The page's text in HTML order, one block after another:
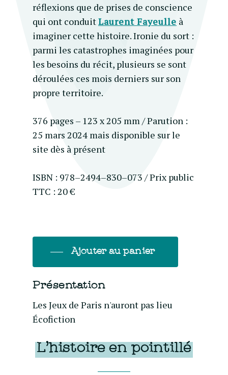
réflexions que de prises de conscience
qui ont conduitLaurent Fayeulle à
imaginer cette histoire.Ironie du sort :
parmi les catastrophes imaginées pour
les besoins du récit, plusieurs se sont
déroulées ces mois derniers sur son
propre territoire.
376 pages – 123 x 205 mm / Parution :
25 mars 2024 mais disponible sur le
site dès à présent
ISBN : 978–2494–830–073 / Prix public
TTC : 20 €
Ajouter au panier
Présentation
Les Jeux de Paris n'auront pas lieu
Écofiction
L’histoire en pointillé